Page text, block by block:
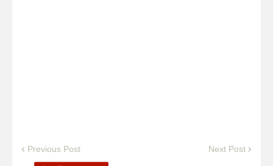
Previous Post Next Post